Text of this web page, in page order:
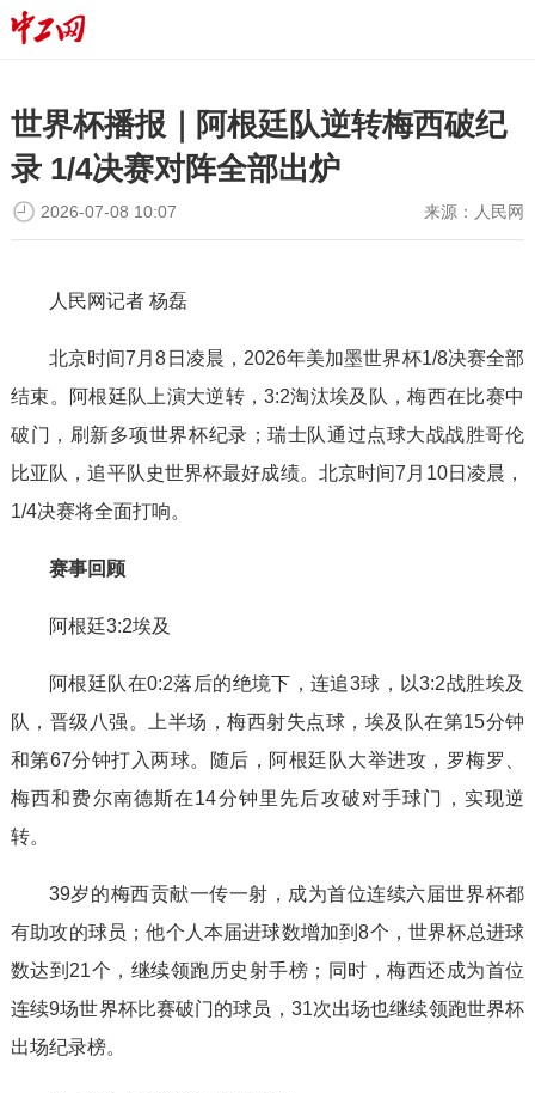
世界杯播报｜阿根廷队逆转梅西破纪
录 1/4决赛对阵全部出炉
来源： 人民网
2026-07-08 10:07
人民网记者 杨磊
北京时间7月8日凌晨，2026年美加墨世界杯1/8决赛全部
结束。阿根廷队上演大逆转，3:2淘汰埃及队，梅西在比赛中
破门，刷新多项世界杯纪录；瑞士队通过点球大战战胜哥伦
比亚队，追平队史世界杯最好成绩。北京时间7月10日凌晨，
1/4决赛将全面打响。
赛事回顾
阿根廷3:2埃及
阿根廷队在0:2落后的绝境下，连追3球，以3:2战胜埃及
队，晋级八强。上半场，梅西射失点球，埃及队在第15分钟
和第67分钟打入两球。随后，阿根廷队大举进攻，罗梅罗、
梅西和费尔南德斯在14分钟里先后攻破对手球门，实现逆
转。
39岁的梅西贡献一传一射，成为首位连续六届世界杯都
有助攻的球员；他个人本届进球数增加到8个，世界杯总进球
数达到21个，继续领跑历史射手榜；同时，梅西还成为首位
连续9场世界杯比赛破门的球员，31次出场也继续领跑世界杯
出场纪录榜。